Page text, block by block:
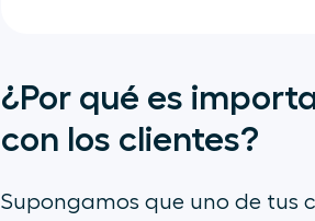
¿Por qué es
con los clientes?
Supongamos que uno de tus